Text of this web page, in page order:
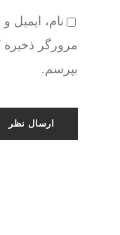
نام، ایمیل
مرورگر
بپرسم.